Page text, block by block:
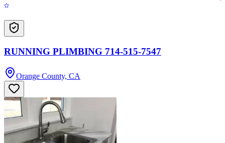
RUNNING PLIMBING 714-515-7547
Orange County, CA